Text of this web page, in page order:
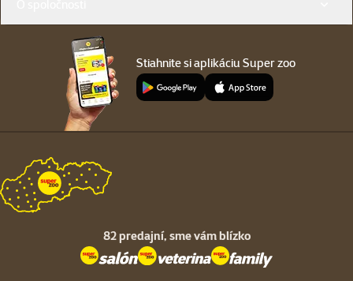
Stiahnite si aplikáciu Super zoo
82 predajní, sme vám blízko